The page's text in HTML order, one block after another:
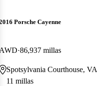
Porsche Cayenne
AWD 86,937 millas
Spotsylvania Courthouse, VA
11 millas